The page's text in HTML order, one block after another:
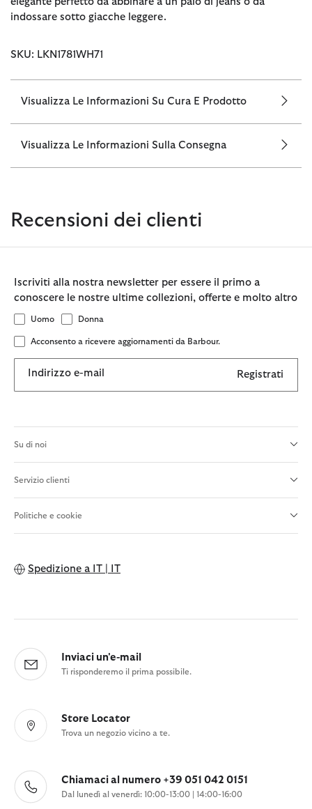
indossare sotto giacche leggere.
SKU: LKN1781WH71
Visualizza Le Informazioni Su Cura E Prodotto
Visualizza Le Informazioni Sulla Consegna
Recensioni dei clienti
Iscriviti alla nostra newsletter per essere il primo a
conoscere le nostre ultime collezioni, offerte e molto altro
Uomo Donna
Acconsento a ricevere aggiornamenti da Barbour.
Indirizzo e-mail Registrati
Su di noi
Servizio clienti
Politiche e cookie
Spedizione a IT | IT
Inviaci un'e-mail
Ti risponderemo il prima possibile.
Store Locator
Trova un negozio vicino a te.
Chiamaci al numero +39 051 042 0151
Dal lunedì al venerdì: 10:00-13:00 | 14:00-16:00